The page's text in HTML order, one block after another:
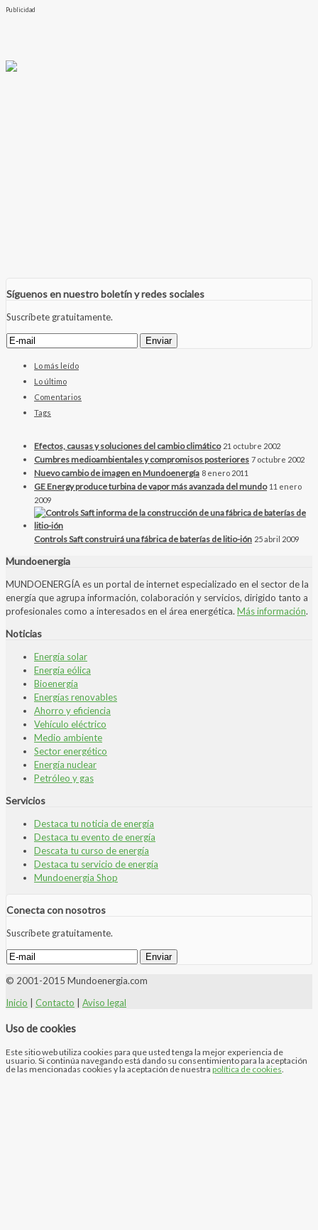
Publicidad
Síguenos en nuestro boletín y redes sociales
Suscríbete gratuitamente.
Lo más leído
Lo último
Comentarios
Tags
Efectos, causas y soluciones del cambio climático 21 octubre 2002
Cumbres medioambientales y compromisos posteriores 7 octubre 2002
Nuevo cambio de imagen en Mundoenergía 8 enero 2011
GE Energy produce turbina de vapor más avanzada del mundo 11 enero
2009
Controls Saft construirá una fábrica de baterías de litio-ión 25 abril 2009
Mundoenergia
MUNDOENERGÍA es un portal de internet especializado en el sector de la
energía que agrupa información, colaboración y servicios, dirigido tanto a
profesionales como a interesados en el área energética. Más información.
Noticias
Energía solar
Energía eólica
Bioenergía
Energías renovables
Ahorro y eficiencia
Vehículo eléctrico
Medio ambiente
Sector energético
Energía nuclear
Petróleo y gas
Servicios
Destaca tu noticia de energía
Destaca tu evento de energía
Descata tu curso de energía
Destaca tu servicio de energía
Mundoenergia Shop
Conecta con nosotros
Suscríbete gratuitamente.
© 2001-2015 Mundoenergia.com
Inicio
Contacto Aviso legal
Uso de cookies
Este sitio web utiliza cookies para que usted tenga la mejor experiencia de
usuario. Si continúa navegando está dando su consentimiento para la aceptación
de las mencionadas cookies y la aceptación de nuestra política de cookies